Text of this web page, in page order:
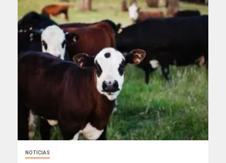
NOTICIAS